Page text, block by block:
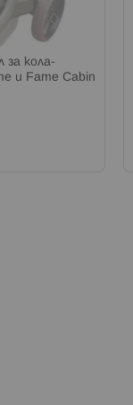
за кола-
и Fame Cabin